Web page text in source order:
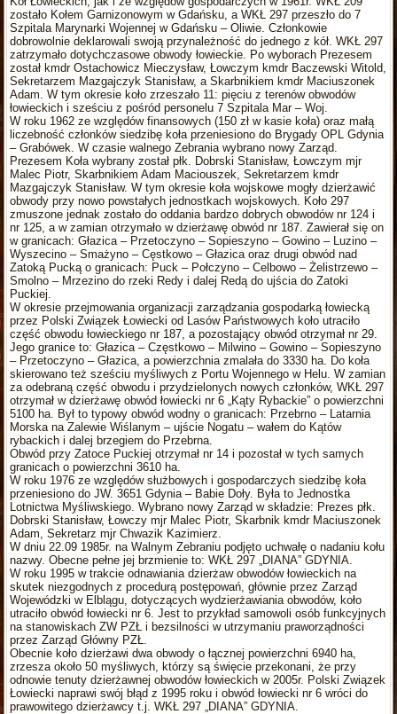
zostało Kołem Garnizonowym w Gdańsku, a WKŁ 297 przeszło do 7
Szpitala Marynarki Wojennej w Gdańsku – Oliwie. Członkowie
dobrowolnie deklarowali swoją przynależność do jednego z kół. WKŁ 297
zatrzymało dotychczasowe obwody łowieckie. Po wyborach Prezesem
został kmdr Ostachowicz Mieczysław, Łowczym kmdr Baczewski Witold,
Sekretarzem Mazgajczyk Stanisław, a Skarbnikiem kmdr Maciuszonek
Adam. W tym okresie koło zrzeszało 11: pięciu z terenów obwodów
łowieckich i sześciu z pośród personelu 7 Szpitala Mar – Woj.
W roku 1962 ze względów finansowych (150 zł w kasie koła) oraz małą
liczebność członków siedzibę koła przeniesiono do Brygady OPL Gdynia
– Grabówek. W czasie walnego Zebrania wybrano nowy Zarząd.
Prezesem Koła wybrany został płk. Dobrski Stanisław, Łowczym mjr
Malec Piotr, Skarbnikiem Adam Maciouszek, Sekretarzem kmdr
Mazgajczyk Stanisław. W tym okresie koła wojskowe mogły dzierżawić
obwody przy nowo powstałych jednostkach wojskowych. Koło 297
zmuszone jednak zostało do oddania bardzo dobrych obwodów nr 124 i
nr 125, a w zamian otrzymało w dzierżawę obwód nr 187. Zawierał się on
w granicach: Głazica – Przetoczyno – Sopieszyno – Gowino – Luzino –
Wyszecino – Smażyno – Cęstkowo – Głazica oraz drugi obwód nad
Zatoką Pucką o granicach: Puck – Połczyno – Celbowo – Żelistrzewo –
Smolno – Mrzezino do rzeki Redy i dalej Redą do ujścia do Zatoki
Puckiej.
W okresie przejmowania organizacji zarządzania gospodarką łowiecką
przez Polski Związek Łowiecki od Lasów Państwowych koło utraciło
część obwodu łowieckiego nr 187, a pozostający obwód otrzymał nr 29.
Jego granice to: Głazica – Częstkowo – Milwino – Gowino – Sopieszyno
– Przetoczyno – Głazica, a powierzchnia zmalała do 3330 ha. Do koła
skierowano też sześciu myśliwych z Portu Wojennego w Helu. W zamian
za odebraną część obwodu i przydzielonych nowych członków, WKŁ 297
otrzymał w dzierżawę obwód łowiecki nr 6 „Kąty Rybackie” o powierzchni
5100 ha. Był to typowy obwód wodny o granicach: Przebrno – Latarnia
Morska na Zalewie Wiślanym – ujście Nogatu – wałem do Kątów
rybackich i dalej brzegiem do Przebrna.
Obwód przy Zatoce Puckiej otrzymał nr 14 i pozostał w tych samych
granicach o powierzchni 3610 ha.
W roku 1976 ze względów służbowych i gospodarczych siedzibę koła
przeniesiono do JW. 3651 Gdynia – Babie Doły. Była to Jednostka
Lotnictwa Myśliwskiego. Wybrano nowy Zarząd w składzie: Prezes płk.
Dobrski Stanisław, Łowczy mjr Malec Piotr, Skarbnik kmdr Maciuszonek
Adam, Sekretarz mjr Chwazik Kazimierz.
W dniu 22.09 1985r. na Walnym Zebraniu podjęto uchwałę o nadaniu kołu
nazwy. Obecne pełne jej brzmienie to: WKŁ 297 „DIANA” GDYNIA.
W roku 1995 w trakcie odnawiania dzierżaw obwodów łowieckich na
skutek niezgodnych z procedurą postępowań, głównie przez Zarząd
Wojewódzki w Elblągu, dotyczących wydzierżawiania obwodów, koło
utraciło obwód łowiecki nr 6. Jest to przykład samowoli osób funkcyjnych
na stanowiskach ZW PZŁ i bezsilności w utrzymaniu praworządności
przez Zarząd Główny PZŁ.
Obecnie koło dzierżawi dwa obwody o łącznej powierzchni 6940 ha,
zrzesza około 50 myśliwych, którzy są święcie przekonani, że przy
odnowie tenuty dzierżawnej obwodów łowieckich w 2005r. Polski Związek
Łowiecki naprawi swój błąd z 1995 roku i obwód łowiecki nr 6 wróci do
prawowitego dzierżawcy t.j. WKŁ 297 „DIANA” GDYNIA.